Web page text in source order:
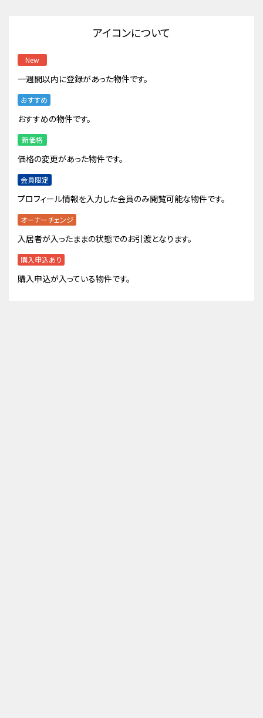
アイコンについて
New
一週間以内に登録があった物件です。
おすすめ
おすすめの物件です。
新価格
価格の変更があった物件です。
会員限定
プロフィール情報を入力した会員のみ閲覧可能な物件です。
オーナーチェンジ
入居者が入ったままの状態でのお引渡となります。
購入申込あり
購入申込が入っている物件です。